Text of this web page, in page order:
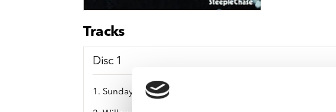
7 Inch singles
Tracks
Disc 1
1. Sunday